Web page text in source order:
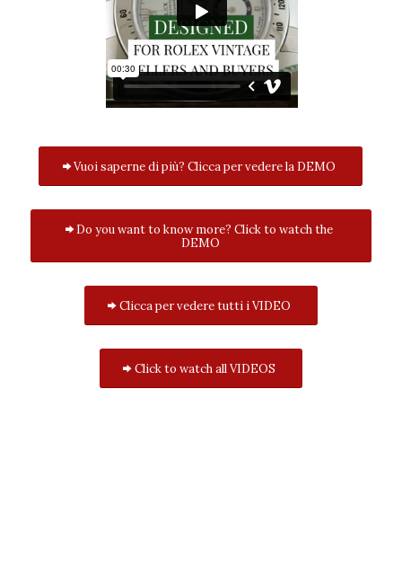
Vuoi saperne di più? Clicca per vedere la DEMO
Do you want to know more? Click to watch the
DEMO
Clicca per vedere tutti i VIDEO
Click to watch all VIDEOS